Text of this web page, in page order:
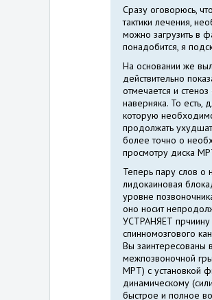
Сразу оговорюсь,
тактики лечения,
можно загрузить в
понадобится, я
На основании же
действительно
отмечается и
наверняка. То есть,
которую
продолжать
более точно о
просмотру диска
Теперь пару слов о
лидокаиновая
уровне
оно носит
УСТРАНЯЕТ прчиину
спинномозгового
Вы заинтересованы
межпозвоночной
МРТ) с установкой
динамическому
быстрое и полное